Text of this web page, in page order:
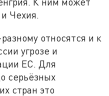
Чехия.
относятся и к
угрозе и
ЕС. Для
серьёзных
стран это